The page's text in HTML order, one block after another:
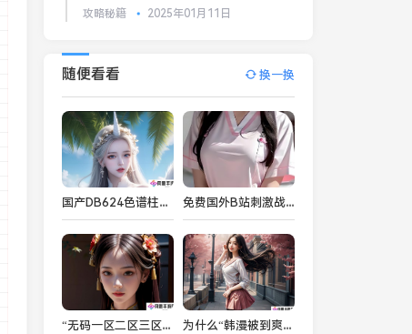
攻略秘籍 2025年01月11日
随便看看 换一换
国产DB624色谱柱88690性能优越，适用于环境、食品、医药等行业的高效分析 免费国外B站刺激战场直播APP推荐，畅享全球热门游戏直播平台
“无码一区二区三区动漫”类型有哪些特色？如何选择合适的作品观看？ 为什么“韩漫被到爽流漫画”如此受欢迎？揭秘其背后受众心理与创作技巧